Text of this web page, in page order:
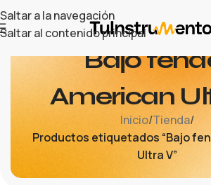
Saltar a la navegación
Saltar al contenido principal
Bajo
American
Inicio/Tienda/
Productos etiquetados “Bajo
Ultra V”